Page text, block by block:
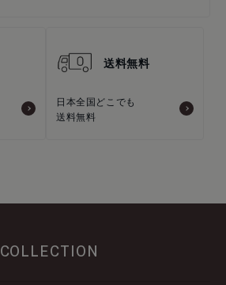
送料無料
日本全国どこでも
送料無料
COLLECTION